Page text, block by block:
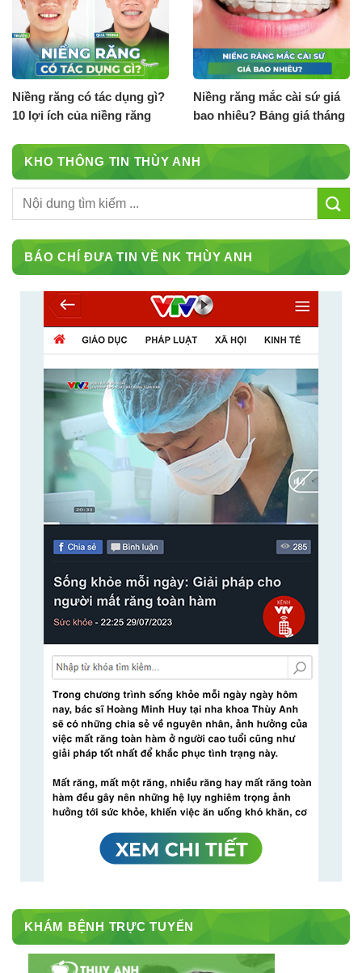
Niềng răng có tác dụng gì?
10 lợi ích của niềng răng
Niềng răng mắc cài sứ giá
bao nhiêu? Bảng giá tháng
KHO THÔNG TIN THÙY ANH
BÁO CHÍ ĐƯA TIN VỀ NK THÙY ANH
KHÁM BỆNH TRỰC TUYẾN